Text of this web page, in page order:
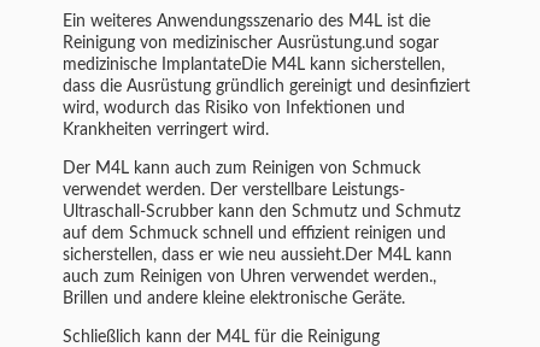
Ein weiteres Anwendungsszenario des M4L ist die
Reinigung von medizinischer Ausrüstung.und sogar
medizinische ImplantateDie M4L kann sicherstellen,
dass die Ausrüstung gründlich gereinigt und desinfiziert
wird, wodurch das Risiko von Infektionen und
Krankheiten verringert wird.
Der M4L kann auch zum Reinigen von Schmuck
verwendet werden. Der verstellbare Leistungs-
Ultraschall-Scrubber kann den Schmutz und Schmutz
auf dem Schmuck schnell und effizient reinigen und
sicherstellen, dass er wie neu aussieht.Der M4L kann
auch zum Reinigen von Uhren verwendet werden.,
Brillen und andere kleine elektronische Geräte.
Schließlich kann der M4L für die Reinigung